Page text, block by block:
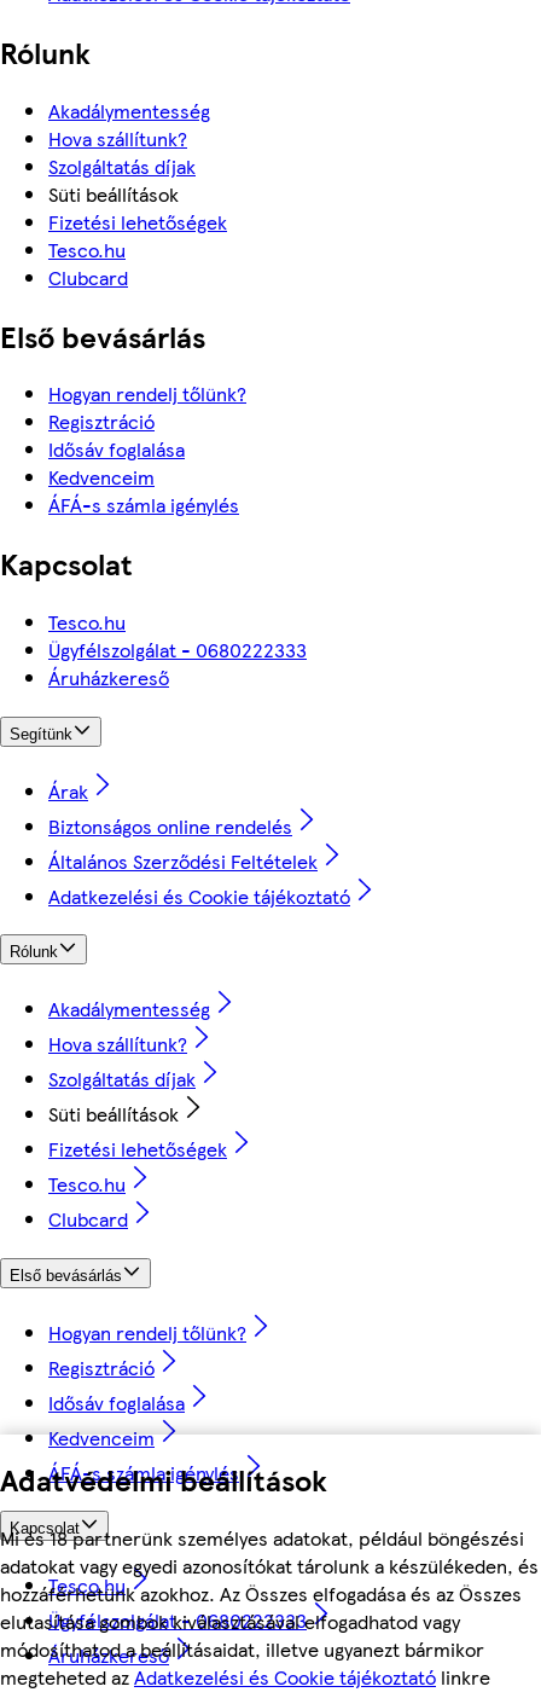
Adatvédelmi beállítások
Mi és 18 partnerünk személyes adatokat, például böngészési
adatokat vagy egyedi azonosítókat tárolunk a készülékeden, és
hozzáférhetünk azokhoz. Az Összes elfogadása és az Összes
elutasítása gombok kiválasztásával elfogadhatod vagy
módosíthatod a beállításaidat, illetve ugyanezt bármikor
megteheted azAdatkezelési és Cookie tájékoztató linkre
Rólunk
Akadálymentesség
Hova szállítunk?
Szolgáltatás díjak
Süti beállítások
Fizetési lehetőségek
Tesco.hu
Clubcard
Első bevásárlás
Hogyan rendelj tőlünk?
Regisztráció
Idősáv foglalása
Kedvenceim
ÁFÁ-s számla igénylés
Kapcsolat
Tesco.hu
Ügyfélszolgálat - 0680222333
Áruházkereső
Segítünk
Árak
Biztonságos online rendelés
Általános Szerződési Feltételek
Adatkezelési és Cookie tájékoztató
Rólunk
Akadálymentesség
Hova szállítunk?
Szolgáltatás díjak
Süti beállítások
Fizetési lehetőségek
Tesco.hu
Clubcard
Első bevásárlás
Hogyan rendelj tőlünk?
Regisztráció
Idősáv foglalása
Kedvenceim
ÁFÁ-s számla igénylés
Kapcsolat
Tesco.hu
Ügyfélszolgálat - 0680222333
Áruházkereső